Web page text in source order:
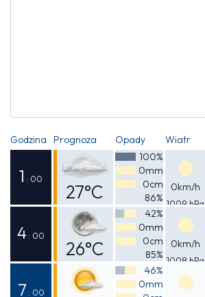
Godzina Prognoza Opady Wiatr
1 : 00
27°C
Odczuwalna
27°C
100%
0mm
0cm
86%
0km/h
1009 hPa
4 : 00
26°C
Odczuwalna
27°C
42%
0mm
0cm
85%
0km/h
1008 hPa
7 : 00
46%
0mm